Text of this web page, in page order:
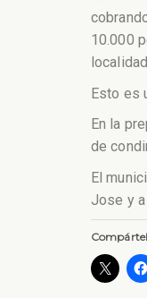
10.000
Esto es
En la
de
El
Jose y